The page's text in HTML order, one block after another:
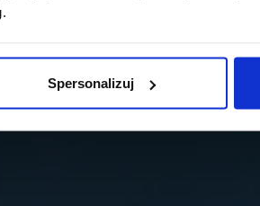
Spersonalizuj